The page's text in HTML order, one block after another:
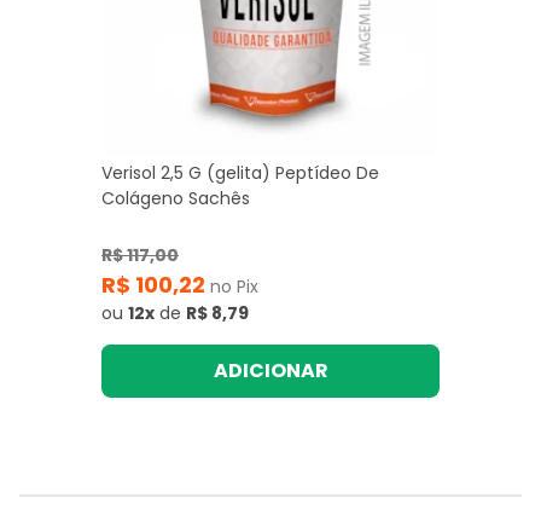
Verisol 2,5 G (gelita) Peptídeo De
Colágeno Sachês
R$ 117,00
R$ 100,22 no Pix
ou 12x de R$ 8,79
ADICIONAR